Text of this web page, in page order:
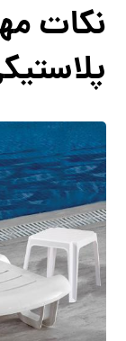
نکات